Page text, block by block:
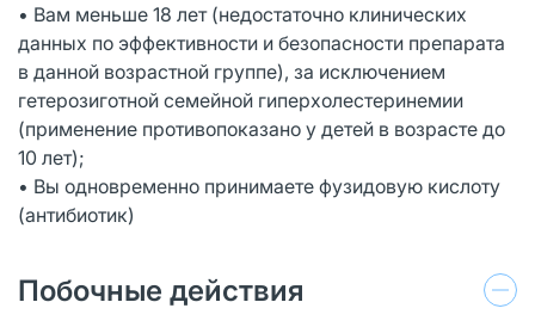
• Вам меньше 18 лет (недостаточно клинических
данных по эффективности и безопасности препарата
в данной возрастной группе), за исключением
гетерозиготной семейной гиперхолестеринемии
(применение противопоказано у детей в возрасте до
10 лет);
• Вы одновременно принимаете фузидовую кислоту
(антибиотик)
Побочные действия